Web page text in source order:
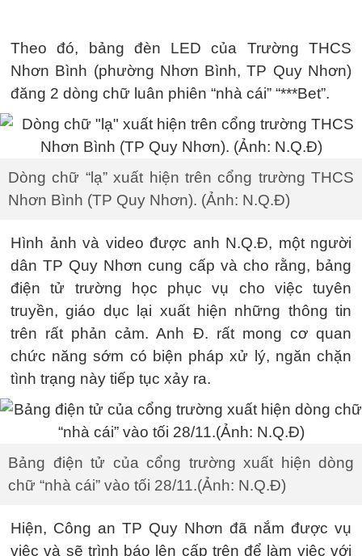
Theo đó, bảng đèn LED của Trường THCS
Nhơn Bình (phường Nhơn Bình, TP Quy Nhơn)
đăng 2 dòng chữ luân phiên “nhà cái” “***Bet”.
Dòng chữ “lạ” xuất hiện trên cổng trường THCS
Nhơn Bình (TP Quy Nhơn). (Ảnh: N.Q.Đ)
Hình ảnh và video được anh N.Q.Đ, một người
dân TP Quy Nhơn cung cấp và cho rằng, bảng
điện tử trường học phục vụ cho việc tuyên
truyền, giáo dục lại xuất hiện những thông tin
trên rất phản cảm. Anh Đ. rất mong cơ quan
chức năng sớm có biện pháp xử lý, ngăn chặn
tình trạng này tiếp tục xảy ra.
Bảng điện tử của cổng trường xuất hiện dòng
chữ “nhà cái” vào tối 28/11.(Ảnh: N.Q.Đ)
Hiện, Công an TP Quy Nhơn đã nắm được vụ
việc và sẽ trình báo lên cấp trên để làm việc với